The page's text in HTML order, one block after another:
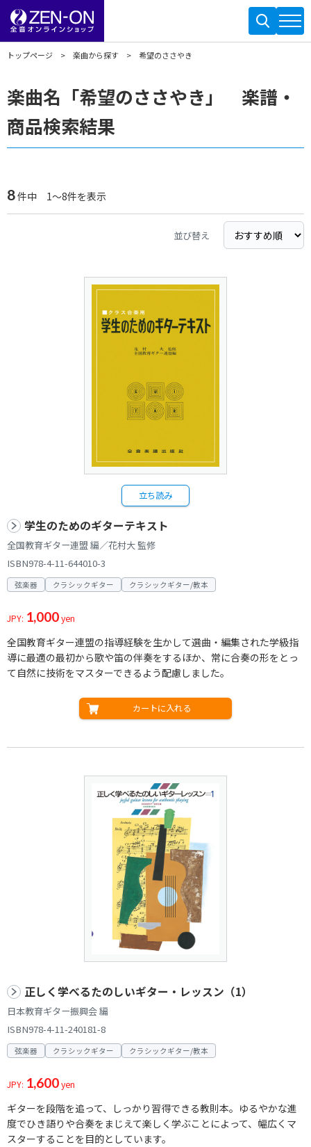
トップページ 楽曲から探す 希望のささやき
楽曲名「希望のささやき」 楽譜・
商品検索結果
8件中 1～8件を表示
並び替え
立ち読み
学生のためのギターテキスト
全国教育ギター連盟 編／花村大 監修
ISBN978-4-11-644010-3
弦楽器 クラシックギター クラシックギター/教本
JPY: 1,000yen
全国教育ギター連盟の指導経験を生かして選曲・編集された学級指
導に最適の最初から歌や笛の伴奏をするほか、常に合奏の形をとっ
て自然に技術をマスターできるよう配慮しました。
カートに入れる
正しく学べるたのしいギター・レッスン（1）
日本教育ギター振興会 編
ISBN978-4-11-240181-8
弦楽器 クラシックギター クラシックギター/教本
JPY: 1,600yen
ギターを段階を追って、しっかり習得できる教則本。ゆるやかな進
度でひき語りや合奏をまじえて楽しく学ぶことによって、幅広くマ
スターすることを目的としています。